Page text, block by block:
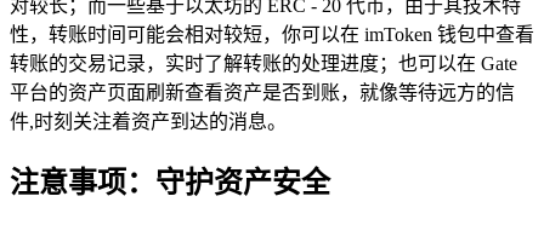
对较长；而一些基于以太坊的 ERC - 20 代币，由于其技术特
性，转账时间可能会相对较短，你可以在 imToken 钱包中查看
转账的交易记录，实时了解转账的处理进度；也可以在 Gate
平台的资产页面刷新查看资产是否到账，就像等待远方的信
件,时刻关注着资产到达的消息。
注意事项：守护资产安全